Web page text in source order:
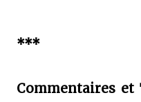
***
Commentaires et